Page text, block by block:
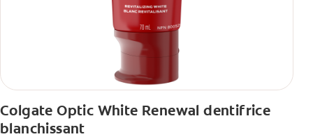
Colgate Optic White Renewal dentifrice
blanchissant